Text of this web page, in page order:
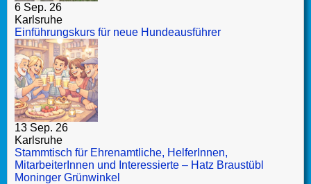
6 Sep. 26
Karlsruhe
Einführungskurs für neue Hundeausführer
13 Sep. 26
Karlsruhe
Stammtisch für Ehrenamtliche, HelferInnen,
MitarbeiterInnen und Interessierte – Hatz Braustübl
Moninger Grünwinkel